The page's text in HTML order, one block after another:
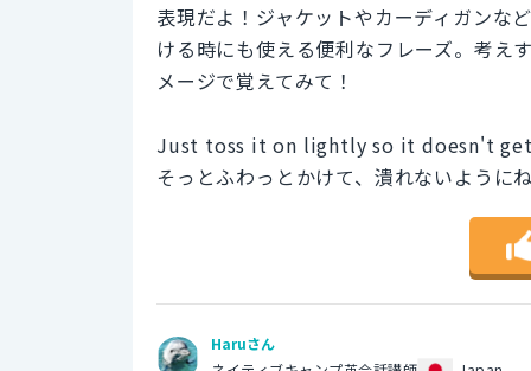
表現だよ！ジャケットやカーディガンな
ける時にも使える便利なフレーズ。考え
メージで覚えてみて！
Just toss it on lightly so it doesn't
そっとふわっとかけて、潰れないように
Haruさん